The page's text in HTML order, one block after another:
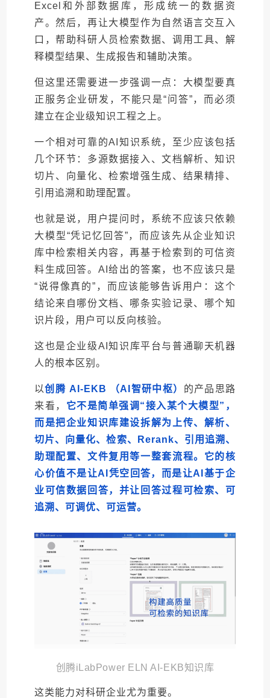
Excel和外部数据库，形成统一的数据资
产。然后，再让大模型作为自然语言交互入
口，帮助科研人员检索数据、调用工具、解
释模型结果、生成报告和辅助决策。
但这里还需要进一步强调一点：大模型要真
正服务企业研发，不能只是“问答”，而必须
建立在企业级知识工程之上。
一个相对可靠的AI知识系统，至少应该包括
几个环节：多源数据接入、文档解析、知识
切片、向量化、检索增强生成、结果精排、
引用追溯和助理配置。
也就是说， 用户提问时，系统不应该只依赖
大模型“凭记忆回答”，而应该先从企业知识
库中检索相关内容，再基于检索到的可信资
料生成回答。 AI给出的答案，也不应该只是
“说得像真的”，而应该能够告诉用户：这个
结论来自哪份文档、哪条实验记录、哪个知
识片段，用户可以反向核验。
这也是企业级AI知识库平台与普通聊天机器
人的根本区别。
以创腾 AI-EKB （AI智研中枢） 的产品思路
来看， 它不是简单强调“接入某个大模型”，
而是把企业知识库建设拆解为上传、解析、
切片、向量化、检索、Rerank、引用追溯、
助理配置、文件复用等一整套流程。它的核
心价值不是让AI凭空回答，而是让AI基于企
业可信数据回答，并让回答过程可检索、可
追溯、可调优、可运营。
创腾iLabPower ELN AI-EKB知识库
这类能力对科研企业尤为重要。